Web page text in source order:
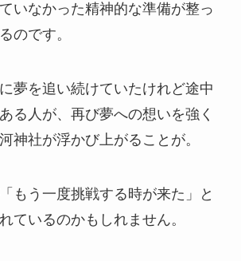
いなかった精神的な準備が整っ
のです。
夢を追い続けていたけれど途中
る人が、再び夢への想いを強く
神社が浮かび上がることが。
もう一度挑戦する時が来た」と
ているのかもしれません。